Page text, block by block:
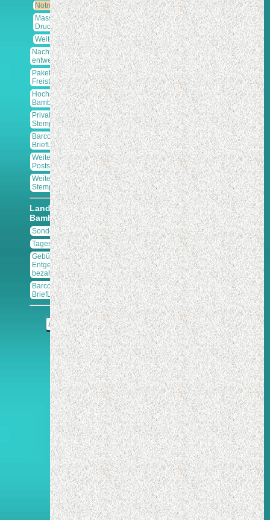
Notmaßnahmen
Massen-
Drucksachen
Weitere
Nachträglich
entwertet
Paketkarten-
Freistempler
Hochstift
Bamberg
Privatpost-
Stempel
Barcodes
BriefLogistik
Weitere
Poststempel
Weitere
Stempel
Landkreis
Bamberg
Sonderstempel
Tagesstempel
Gebühr /
Entgelt
bezahlt
Barcodes
BriefLogistik
Δ